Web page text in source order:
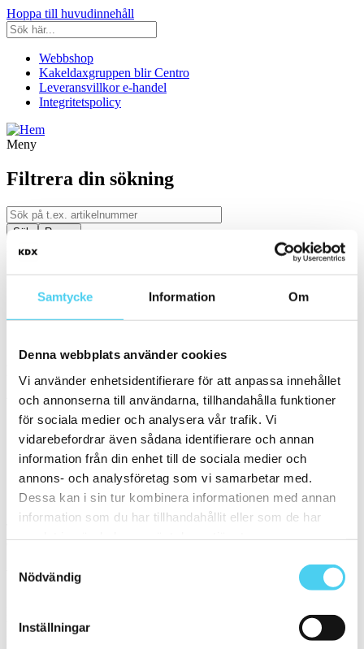
Samtycke Information Om
Denna webbplats använder cookies
Vi använder enhetsidentifierare för att anpassa innehållet
och annonserna till användarna, tillhandahålla funktioner
för sociala medier och analysera vår trafik. Vi
vidarebefordrar även sådana identifierare och annan
information från din enhet till de sociala medier och
annons- och analysföretag som vi samarbetar med.
Dessa kan i sin tur kombinera informationen med annan
information som du har tillhandahållit eller som de har
Nödvändig
Inställningar
Hoppa till huvudinnehåll
Webbshop
Kakeldaxgruppen blir Centro
Leveransvillkor e-handel
Integritetspolicy
Meny
Filtrera din sökning
Kategori
Ställ in filter:Kategori
Välj en eller flera serier:
Evoque
Uniche
Sortera
eller gör om din sökning.
Webbshop
brett utbud till riktigt bra priser.
Med över 30 år i branschen är vi experter på allt inom kakel och